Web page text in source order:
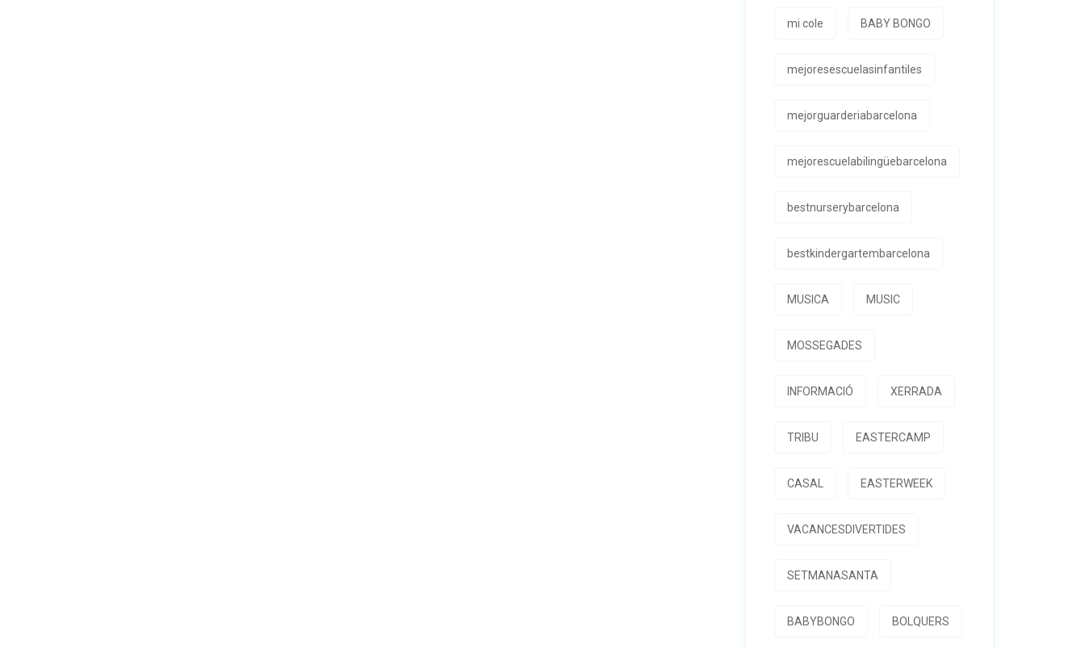
mi cole BABY BONGO
mejoresescuelasinfantiles
mejorguarderiabarcelona
mejorescuelabilingüebarcelona
bestnurserybarcelona
bestkindergartembarcelona
MUSICA MUSIC
MOSSEGADES
INFORMACIÓ XERRADA
TRIBU EASTERCAMP
CASAL EASTERWEEK
VACANCESDIVERTIDES
SETMANASANTA
BABYBONGO BOLQUERS